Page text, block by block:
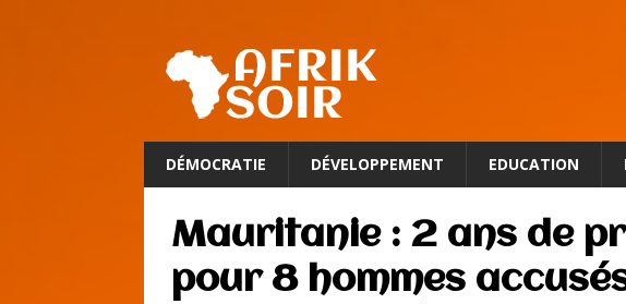
DÉMOCRATIE DÉVELOPPEMENT EDUCATION
Mauritanie : 2 ans de
pour 8 hommes